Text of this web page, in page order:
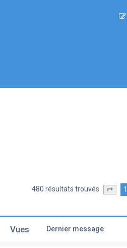
480 résultats trouvés Page1
Vues Dernier message